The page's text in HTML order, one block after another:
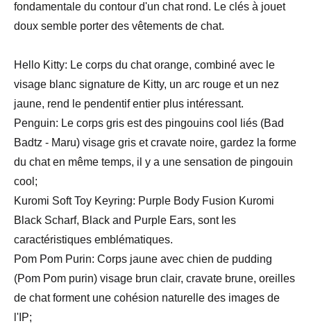
fondamentale du contour d'un chat rond. Le clés à jouet
doux semble porter des vêtements de chat.
Hello Kitty: Le corps du chat orange, combiné avec le
visage blanc signature de Kitty, un arc rouge et un nez
jaune, rend le pendentif entier plus intéressant.
Penguin: Le corps gris est des pingouins cool liés (Bad
Badtz - Maru) visage gris et cravate noire, gardez la forme
du chat en même temps, il y a une sensation de pingouin
cool;
Kuromi Soft Toy Keyring: Purple Body Fusion Kuromi
Black Scharf, Black and Purple Ears, sont les
caractéristiques emblématiques.
Pom Pom Purin: Corps jaune avec chien de pudding
(Pom Pom purin) visage brun clair, cravate brune, oreilles
de chat forment une cohésion naturelle des images de
l'IP;